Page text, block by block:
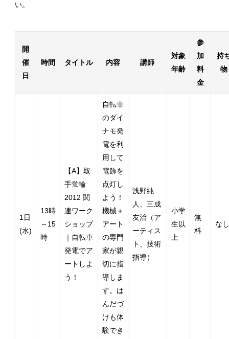
い。
開
催
日
時間 タイトル 内容 講師
対象
年齢
参
加
料
金
持
物
1日
(水)
13時
～15
時
【A】取
手蛍輪
2012 関
連ワーク
ショップ
｜自転車
発電でア
ートしよ
う！
自転車
のダイ
ナモ発
電を利
用して
電飾を
点灯し
よう！
機械＋
アート
の専門
家が親
切に指
導しま
す。は
んだづ
けも体
験でき
浅野純
人、三成
友治（ア
ーティス
ト、技術
指導）
小学
生以
上
無
料
なし